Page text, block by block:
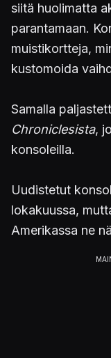
siitä huolimatta
parantamaan.
muistikortteja,
kustomoida
Samalla
Chroniclesista,
konsoleilla.
Uudistetut
lokakuussa,
Amerikassa ne